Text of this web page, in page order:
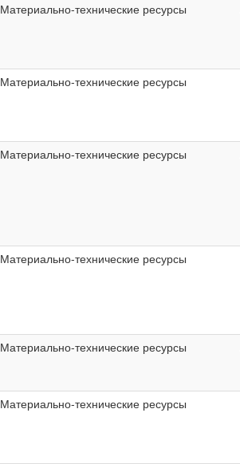
Материально-технические ресурсы
Материально-технические ресурсы
Материально-технические ресурсы
Материально-технические ресурсы
Материально-технические ресурсы
Материально-технические ресурсы